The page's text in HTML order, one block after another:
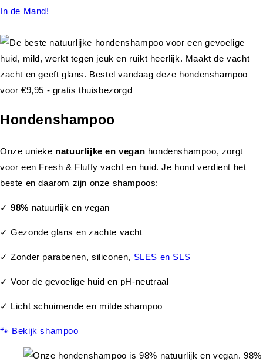
In de Mand!
Hondenshampoo
Onze unieke natuurlijke en vegan hondenshampoo, zorgt
voor een Fresh & Fluffy vacht en huid. Je hond verdient het
beste en daarom zijn onze shampoos:
✓98% natuurlijk en vegan
✓ Gezonde glans en zachte vacht
✓ Zonder parabenen, siliconen, SLES en SLS
✓ Voor de gevoelige huid en pH-neutraal
✓ Licht schuimende en milde shampoo
🐾 Bekijk shampoo